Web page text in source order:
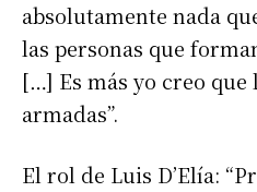
absolutamente nada
las personas que
[…] Es más yo creo que
armadas”.
El rol de Luis D’Elía: